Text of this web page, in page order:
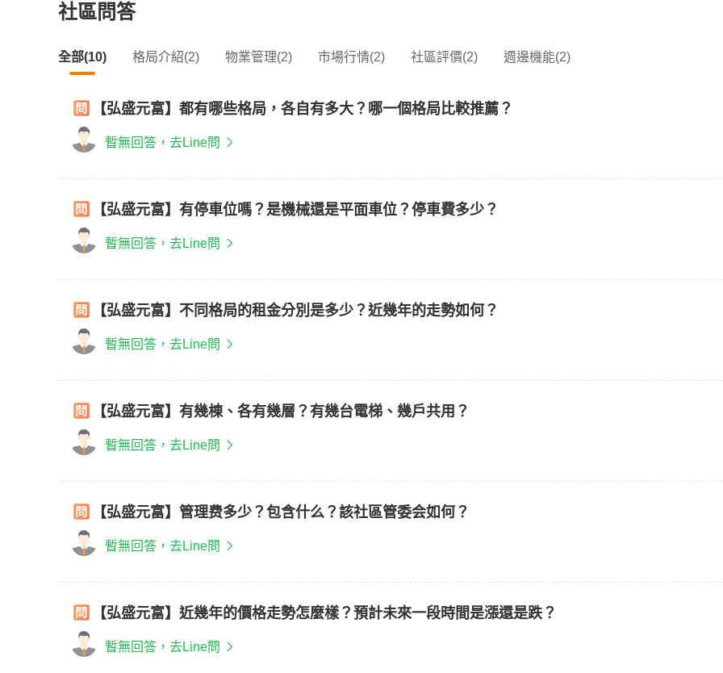
社區問答
全部(10) 格局介紹(2) 物業管理(2) 市場行情(2) 社區評價(2) 週邊機能(2)
【弘盛元富】都有哪些格局，各自有多大？哪一個格局比較推薦？
暫無回答，去Line問
【弘盛元富】有停車位嗎？是機械還是平面車位？停車費多少？
暫無回答，去Line問
【弘盛元富】不同格局的租金分別是多少？近幾年的走勢如何？
暫無回答，去Line問
【弘盛元富】有幾棟、各有幾層？有幾台電梯、幾戶共用？
暫無回答，去Line問
【弘盛元富】管理费多少？包含什么？該社區管委会如何？
暫無回答，去Line問
【弘盛元富】近幾年的價格走勢怎麼樣？預計未來一段時間是漲還是跌？
暫無回答，去Line問